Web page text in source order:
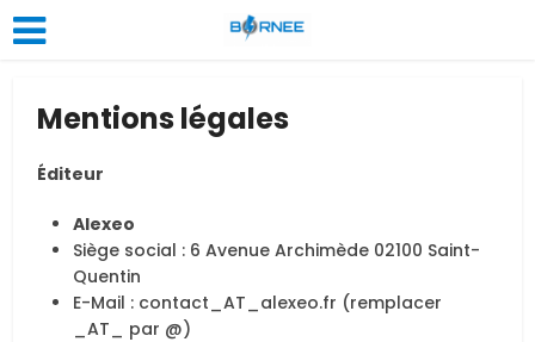
Mentions légales
Éditeur
Alexeo
Siège social : 6 Avenue Archimède 02100 Saint-
Quentin
E-Mail : contact_AT_alexeo.fr (remplacer
_AT_ par @)